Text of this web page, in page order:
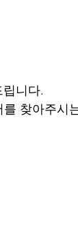
니다.
찾아주시